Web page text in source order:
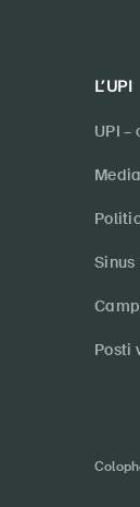
L’UPI
UPI –
Media
Sinus
Posti